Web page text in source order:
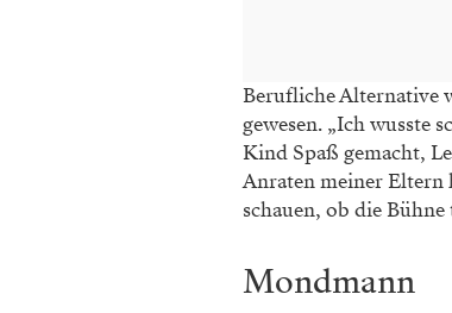
Berufliche Alternative
gewesen. „Ich wusste
Kind Spaß gemacht,
Anraten meiner Eltern
schauen, ob die
Mondmann